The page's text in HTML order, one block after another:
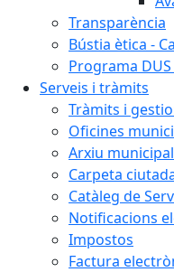
Transparència
Bústia ètica -
Programa
Serveis i tràmits
Tràmits i
Oficines
Arxiu municipal
Carpeta
Catàleg de
Notificacions
Impostos
Factura